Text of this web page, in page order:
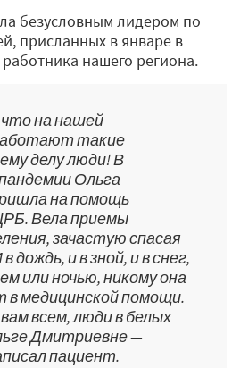
безусловным лидером по
присланных в январе в
нашего региона.
на нашей
такие
делу люди! В
Ольга
на помощь
Вела приемы
зачастую спасая
дождь, и в зной, и в снег,
или ночью, никому она
в медицинской помощи.
всем, люди в белых
Дмитриевне —
пациент.